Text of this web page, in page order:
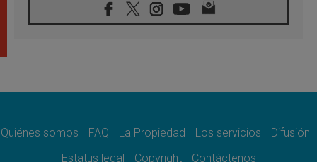
06.08.2026
Líbano: Reanudan los coloquios en Roma en
paz
Sturla: La visita de León XIV será una buena
Quiénes somos FAQ La Propiedad Los servicios
Difusión
Estatus legal
Copyright Contáctenos